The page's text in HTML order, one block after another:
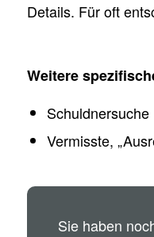
Details. Für oft
Weitere
Schuldnersuche
Vermisste,
Sie haben